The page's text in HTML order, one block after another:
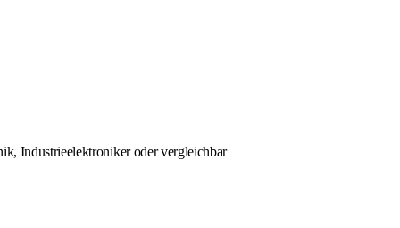
Industrieelektroniker oder vergleichbar